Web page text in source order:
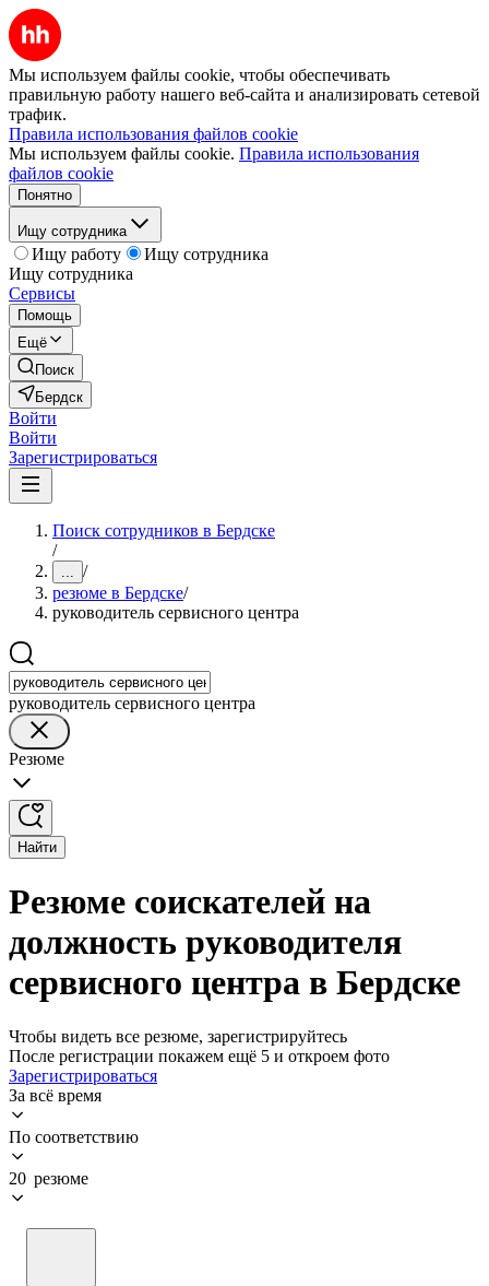
Мы используем файлы cookie, чтобы обеспечивать
правильную работу нашего веб-сайта и анализировать сетевой
трафик.
Правила использования файлов cookie
Мы используем файлы cookie. Правила использования
файлов cookie
Понятно
Ищу сотрудника
Ищу работу
Ищу сотрудника
Ищу сотрудника
Сервисы
Помощь
Ещё
Поиск
Бердск
Войти
Войти
Зарегистрироваться
Поиск сотрудников в Бердске
/
... /
резюме в Бердске/
руководитель сервисного центра
руководитель сервисного центра
Резюме
Найти
Резюме соискателей на
должность руководителя
сервисного центра в Бердске
Чтобы видеть все резюме, зарегистрируйтесь
После регистрации покажем ещё 5 и откроем фото
Зарегистрироваться
За всё время
По соответствию
20 резюме